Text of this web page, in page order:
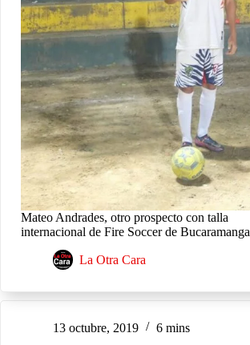
Mateo Andrades, otro prospecto con talla
internacional de Fire Soccer de Bucaramanga
La Otra Cara
13 octubre, 2019 6 mins